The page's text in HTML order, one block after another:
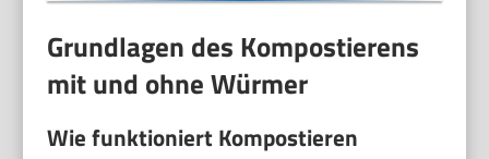
Grundlagen des Kompostierens
mit und ohne Würmer
Wie funktioniert Kompostieren